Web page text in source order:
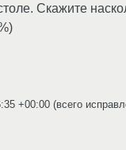
Скажите
+00:00 (всего